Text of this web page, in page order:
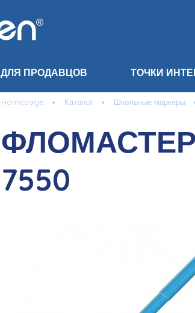
ДЛЯ ПРОДАВЦОВ ТОЧКИ
Homepage Каталог Школьные маркеры
7550